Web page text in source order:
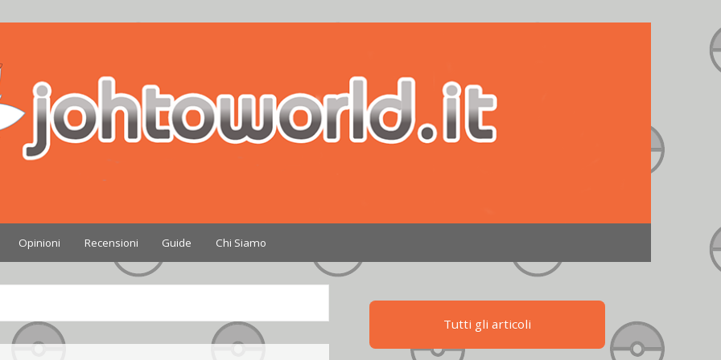
Opinioni Recensioni Guide Chi Siamo
Tutti gli articoli